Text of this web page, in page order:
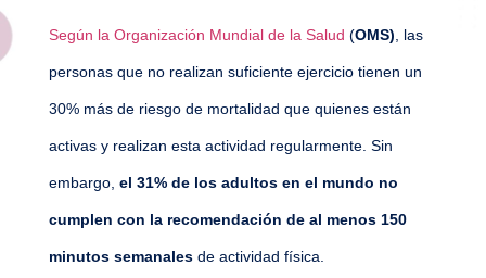
Según la Organización Mundial de la Salud (OMS), las
personas que no realizan suficiente ejercicio tienen un
30% más de riesgo de mortalidad que quienes están
activas y realizan esta actividad regularmente. Sin
embargo, el 31% de los adultos en el mundo no
cumplen con la recomendación de al menos 150
minutos semanalesde actividad física.